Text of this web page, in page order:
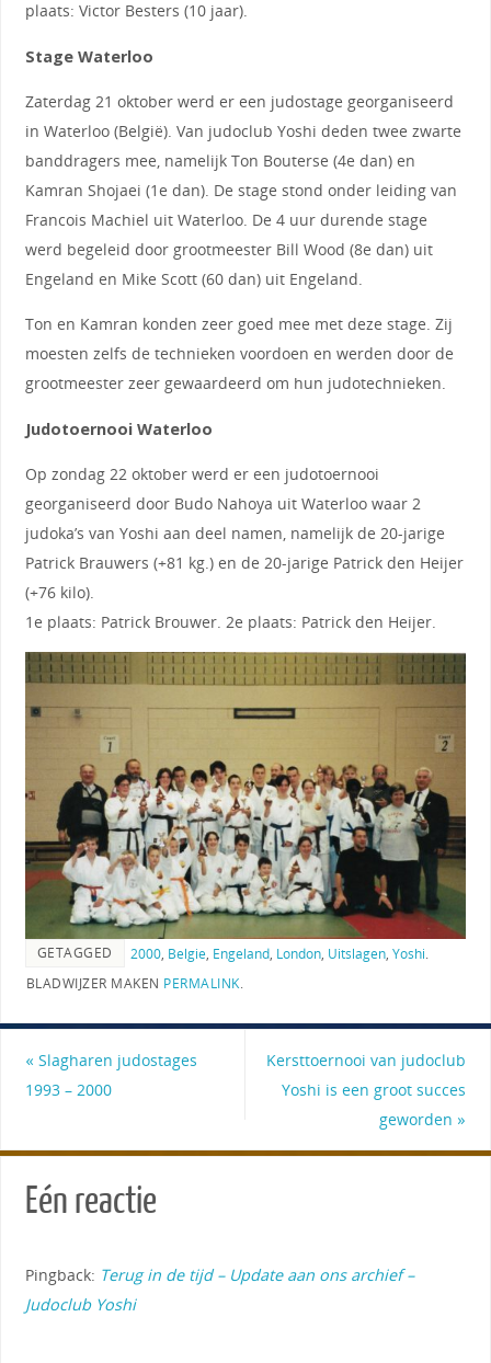
plaats: Victor Besters (10 jaar).
Stage Waterloo
Zaterdag 21 oktober werd er een judostage georganiseerd
in Waterloo (België). Van judoclub Yoshi deden twee zwarte
banddragers mee, namelijk Ton Bouterse (4e dan) en
Kamran Shojaei (1e dan). De stage stond onder leiding van
Francois Machiel uit Waterloo. De 4 uur durende stage
werd begeleid door grootmeester Bill Wood (8e dan) uit
Engeland en Mike Scott (60 dan) uit Engeland.
Ton en Kamran konden zeer goed mee met deze stage. Zij
moesten zelfs de technieken voordoen en werden door de
grootmeester zeer gewaardeerd om hun judotechnieken.
Judotoernooi Waterloo
Op zondag 22 oktober werd er een judotoernooi
georganiseerd door Budo Nahoya uit Waterloo waar 2
judoka’s van Yoshi aan deel namen, namelijk de 20-jarige
Patrick Brauwers (+81 kg.) en de 20-jarige Patrick den Heijer
(+76 kilo).
1e plaats: Patrick Brouwer. 2e plaats: Patrick den Heijer.
GETAGGED 2000, Belgie, Engeland, London, Uitslagen, Yoshi.
BLADWIJZER MAKEN PERMALINK.
« Slagharen judostages
1993 – 2000
Kersttoernooi van judoclub
Yoshi is een groot succes
geworden »
Eén reactie
Pingback: Terug in de tijd – Update aan ons archief –
Judoclub Yoshi